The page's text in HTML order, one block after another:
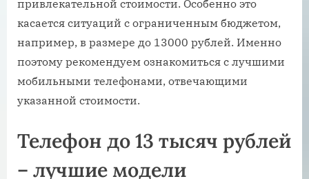
привлекательной стоимости. Особенно это
касается ситуаций с ограниченным бюджетом,
например, в размере до 13000 рублей. Именно
поэтому рекомендуем ознакомиться с лучшими
мобильными телефонами, отвечающими
указанной стоимости.
Телефон до 13 тысяч рублей
– лучшие модели